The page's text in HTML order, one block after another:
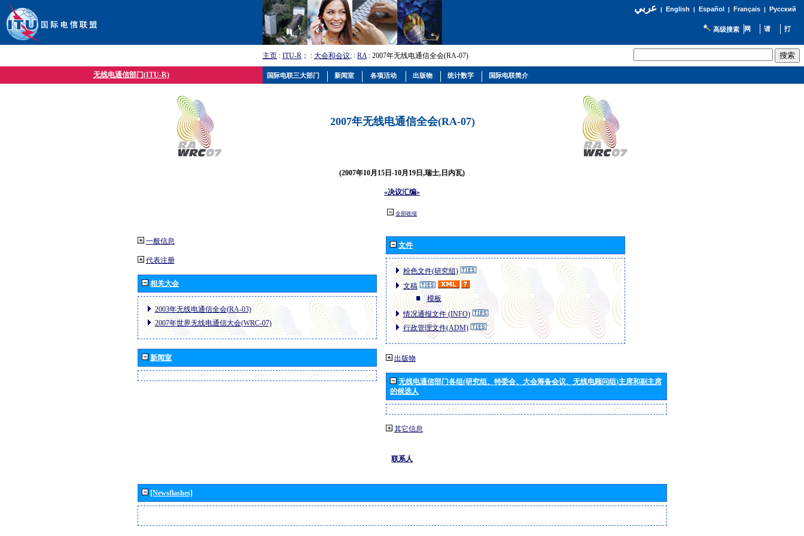
عربي| English | Español | Français| Русский
高级搜索
主页 : ITU-R ； : 大会和会议; : RA: 2007年无线电通信全会(RA-07)
无线电通信部门(ITU-R)
2007年无线电通信全会(RA-07)
(2007年10月15日-10月19日,瑞士,日内瓦)
«决议汇编»
全部收缩
一般信息
代表注册
相关大会
2003年无线电通信全会(RA-03)
2007年世界无线电通信大会(WRC-07)
新闻室
文件
粉色文件(研究组)
文稿
模板
情况通报文件 (INFO)
行政管理文件(ADM)
出版物
无线电通信部门各组(研究组、特委会、大会筹备会议、无线电顾问组)主席和副主席
的候选人
其它信息
联系人
[Newsflashes]
国际电联三大部门 新闻室 各项活动 出版物 统计数字 国际电联简介